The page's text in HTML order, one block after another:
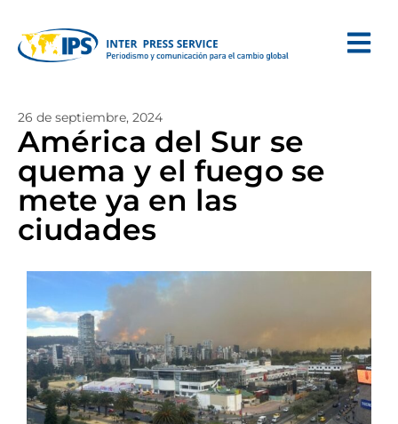
26 de septiembre, 2024
América del Sur se
quema y el fuego se
mete ya en las
ciudades